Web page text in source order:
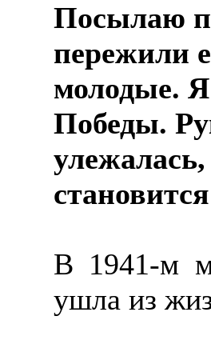
Посылаю
пережили
молодые.
Победы.
В 1941-м
ушла из